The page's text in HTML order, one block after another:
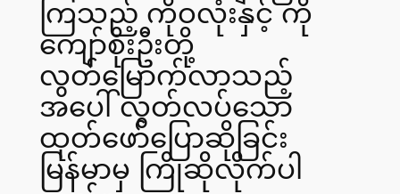
ကြသည့် ကိုဝလုံးနှင့် ကို
ကျော်စိုးဦးတို့
လွတ်မြောက်လာသည့်
အပေါ် လွတ်လပ်သော
ထုတ်ဖော်ပြောဆိုခြင်း
မြန်မာမှ ကြိုဆိုလိုက်ပါ